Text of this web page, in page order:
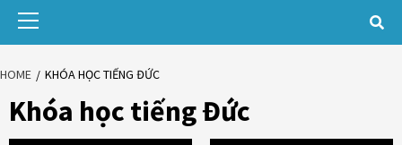
HOME KHÓA HỌC TIẾNG ĐỨC
Khóa học tiếng Đức